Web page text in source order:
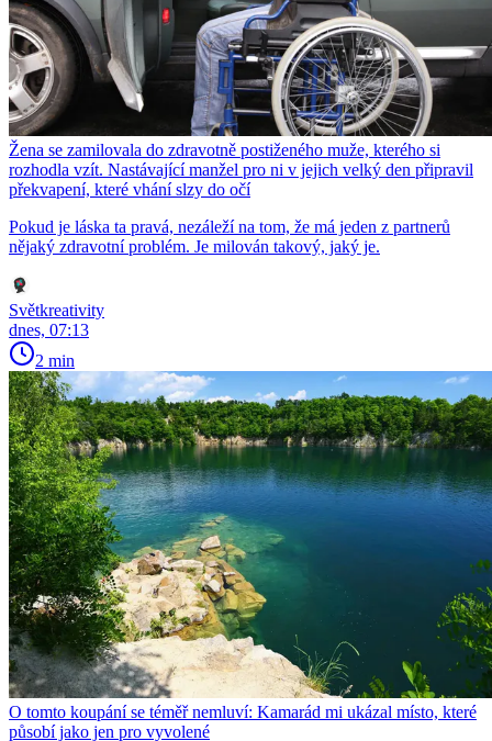
Žena se zamilovala do zdravotně postiženého muže, kterého si
rozhodla vzít. Nastávající manžel pro ni v jejich velký den připravil
překvapení, které vhání slzy do očí
Pokud je láska ta pravá, nezáleží na tom, že má jeden z partnerů
nějaký zdravotní problém. Je milován takový, jaký je.
Světkreativity
dnes, 07:13
2 min
O tomto koupání se téměř nemluví: Kamarád mi ukázal místo, které
působí jako jen pro vyvolené